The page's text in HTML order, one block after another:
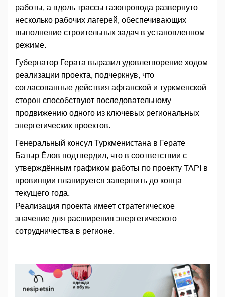
работы, а вдоль трассы газопровода развернуто
несколько рабочих лагерей, обеспечивающих
выполнение строительных задач в установленном
режиме.
Губернатор Герата выразил удовлетворение ходом
реализации проекта, подчеркнув, что
согласованные действия афганской и туркменской
сторон способствуют последовательному
продвижению одного из ключевых региональных
энергетических проектов.
Генеральный консул Туркменистана в Герате
Батыр Ёлов подтвердил, что в соответствии с
утверждённым графиком работы по проекту TAPI в
провинции планируется завершить до конца
текущего года.
Реализация проекта имеет стратегическое
значение для расширения энергетического
сотрудничества в регионе.